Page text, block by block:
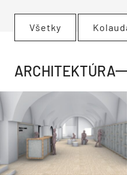
Všetky
ARCHITEKTÚRA